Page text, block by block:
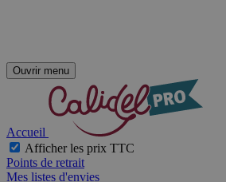
Ouvrir menu
Accueil
Afficher les prix TTC
Points de retrait
Mes listes d'envies